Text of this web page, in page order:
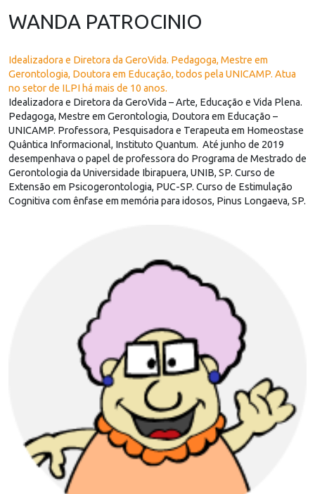
WANDA PATROCINIO
Idealizadora e Diretora da GeroVida. Pedagoga, Mestre em
Gerontologia, Doutora em Educação, todos pela UNICAMP. Atua
no setor de ILPI há mais de 10 anos.
Idealizadora e Diretora da GeroVida – Arte, Educação e Vida Plena.
Pedagoga, Mestre em Gerontologia, Doutora em Educação –
UNICAMP. Professora, Pesquisadora e Terapeuta em Homeostase
Quântica Informacional, Instituto Quantum. Até junho de 2019
desempenhava o papel de professora do Programa de Mestrado de
Gerontologia da Universidade Ibirapuera, UNIB, SP. Curso de
Extensão em Psicogerontologia, PUC-SP. Curso de Estimulação
Cognitiva com ênfase em memória para idosos, Pinus Longaeva, SP.